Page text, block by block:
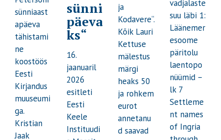
sünniaast
apäeva
tähistami
ne
koostöös
Eesti
Kirjandus
muuseumi
ga.
Kristian
Jaak
sünni
päeva
ks“
16.
jaanuaril
2026
esitleti
Eesti
Keele
Instituudi
ja
Kodavere“.
Kõik Lauri
Kettuse
mälestus
märgi
heaks 50
ja rohkem
eurot
annetanu
d saavad
vadjalaste
suu läbi 1:
Läänemer
esoome
päritolu
laentopo
nüümid –
lk 7
Settleme
nt names
of Ingria